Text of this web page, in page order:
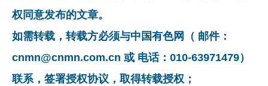
权同意发布的文章。
如需转载，转载方必须与中国有色网（ 邮件：
cnmn@cnmn.com.cn 或 电话：010-63971479）
联系，签署授权协议，取得转载授权；